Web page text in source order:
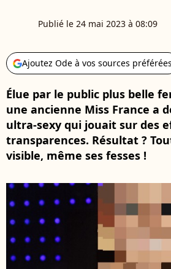
Publié le 24 mai 2023 à 08:09
Ajoutez Ode à vos sources préférées
Élue par le public plus belle
une ancienne Miss France a
ultra-sexy qui jouait sur des
transparences. Résultat ?
visible, même ses fesses !